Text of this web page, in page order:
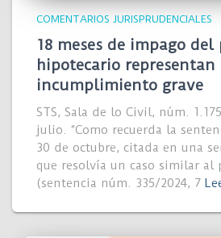
COMENTARIOS JURISPRUDENCIALES
18 meses de impago del
hipotecario representan
incumplimiento grave
STS, Sala de lo Civil, núm.
julio. “Como recuerda la
30 de octubre, citada en una
que resolvía un caso similar al
(sentencia núm. 335/2024, 7